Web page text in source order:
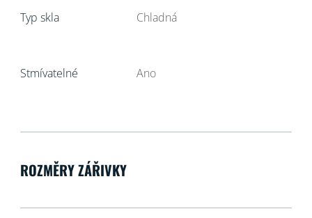
Typ skla Chladná
Stmívatelné Ano
ROZMĚRY ZÁŘIVKY